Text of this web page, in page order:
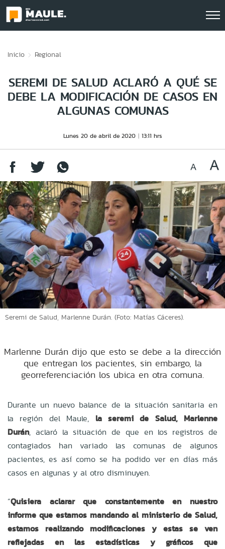
Inicio Regional
SEREMI DE SALUD ACLARÓ A QUÉ SE
DEBE LA MODIFICACIÓN DE CASOS EN
ALGUNAS COMUNAS
Lunes 20 de abril de 2020 13:11 hrs
Seremi de Salud, Marlenne Durán. (Foto: Matías Cáceres).
Marlenne Durán dijo que esto se debe a la dirección
que entregan los pacientes, sin embargo, la
georreferenciación los ubica en otra comuna.
Durante un nuevo balance de la situación sanitaria en
la región del Maule, la seremi de Salud, Marlenne
Durán, aclaró la situación de que en los registros de
contagiados han variado las comunas de algunos
pacientes, es así como se ha podido ver en días más
casos en algunas y al otro disminuyen.
“Quisiera aclarar que constantemente en nuestro
informe que estamos mandando al ministerio de Salud,
estamos realizando modificaciones y estas se ven
reflejadas en las estadísticas y gráficos que